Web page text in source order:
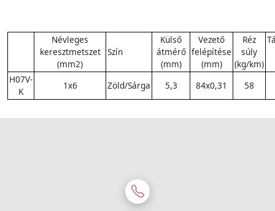
Névleges
keresztmetszet
(mm2)
Szín
Külső
átmérő
(mm)
Vezető
felépítése
(mm)
Réz
súly
(kg/km)
H07V-
K
1x6 Zöld/Sárga 5,3 84x0,31 58